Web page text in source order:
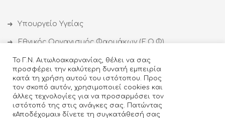
Υπουργείο Υγείας
Εθνικός Οργανισμός Φαρμάκων (Ε.Ο.Φ)
Εθνικός Οργανισμός Δημόσιας Υγείας (ΕΟΔΥ)
Οργανισμός κατά των Ναρκωτικών (ΟΚΑΝΑ)
Ιατρικός Σύλλογος Αγρινίου
Κέντρο Θεραπείας Εξαρτημένων Ατόμων (ΚΕΘΕΑ)
Το Γ.Ν. Αιτωλοακαρνανίας, θέλει να σας
προσφέρει την καλύτερη δυνατή εμπειρία
κατά τη χρήση αυτού του ιστότοπου. Προς
τον σκοπό αυτόν, χρησιμοποιεί cookies και
άλλες τεχνολογίες για να προσαρμόσει τον
ιστότοπό της στις ανάγκες σας. Πατώντας
«Αποδέχομαι» δίνετε τη συγκατάθεσή σας